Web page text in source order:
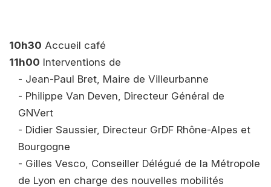
10h30 Accueil café
11h00 Interventions de
- Jean-Paul Bret, Maire de Villeurbanne
- Philippe Van Deven, Directeur Général de
GNVert
- Didier Saussier, Directeur GrDF Rhône-Alpes et
Bourgogne
- Gilles Vesco, Conseiller Délégué de la Métropole
de Lyon en charge des nouvelles mobilités